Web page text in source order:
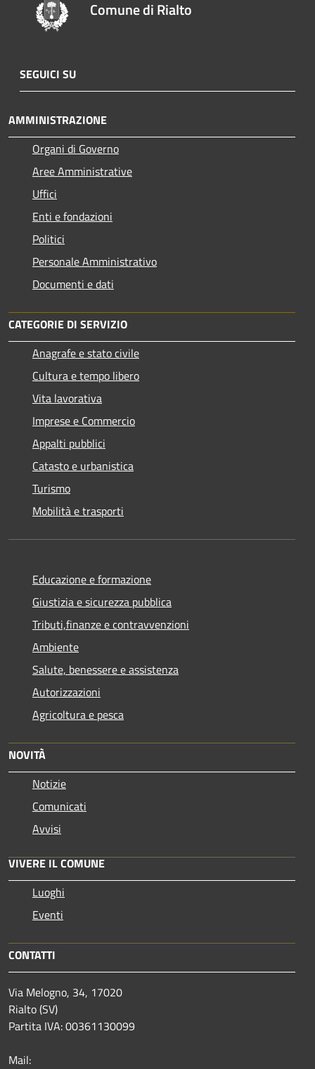
Comune di Rialto
SEGUICI SU
AMMINISTRAZIONE
Organi di Governo
Aree Amministrative
Uffici
Enti e fondazioni
Politici
Personale Amministrativo
Documenti e dati
CATEGORIE DI SERVIZIO
Anagrafe e stato civile
Cultura e tempo libero
Vita lavorativa
Imprese e Commercio
Appalti pubblici
Catasto e urbanistica
Turismo
Mobilità e trasporti
Educazione e formazione
Giustizia e sicurezza pubblica
Tributi,finanze e contravvenzioni
Ambiente
Salute, benessere e assistenza
Autorizzazioni
Agricoltura e pesca
NOVITÀ
Notizie
Comunicati
Avvisi
VIVERE IL COMUNE
Luoghi
Eventi
CONTATTI
Via Melogno, 34, 17020
Rialto (SV)
Partita IVA: 00361130099
Mail: